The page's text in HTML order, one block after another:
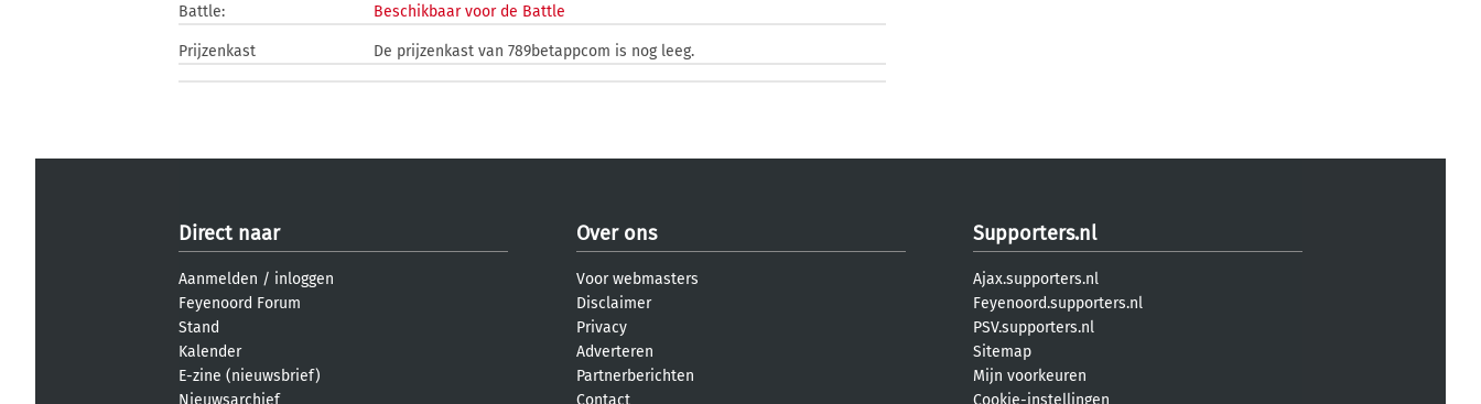
Battle:
Beschikbaar voor de Battle
Prijzenkast De prijzenkast van 789betappcom is nog leeg.
Direct naar
Aanmelden / inloggen
Feyenoord Forum
Stand
Kalender
E-zine (nieuwsbrief)
Nieuwsarchief
Over ons
Voor webmasters
Disclaimer
Privacy
Adverteren
Partnerberichten
Contact
Supporters.nl
Ajax.supporters.nl
Feyenoord.supporters.nl
PSV.supporters.nl
Sitemap
Mijn voorkeuren
Cookie-instellingen